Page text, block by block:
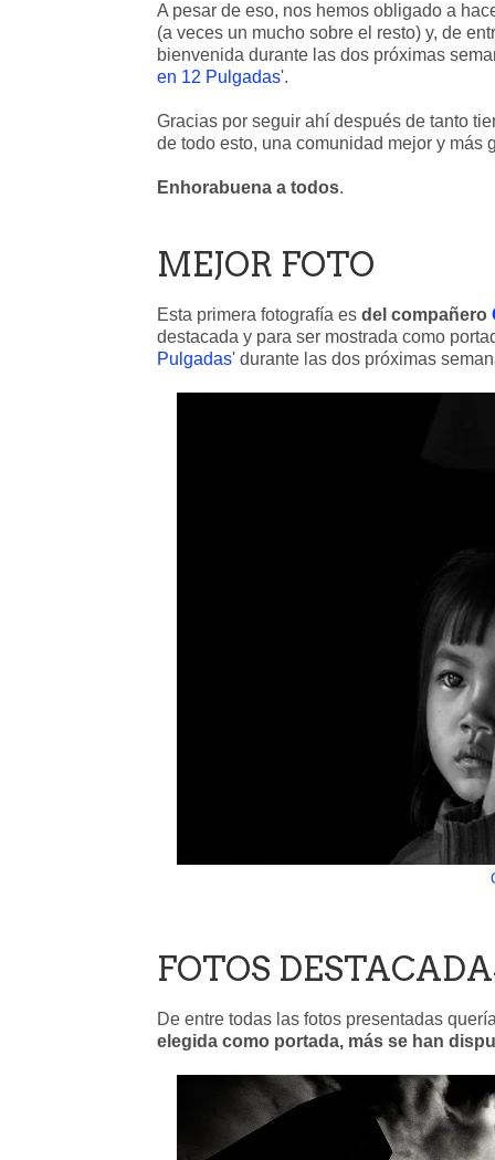
A pesar de eso, nos hemos obligado a
(a veces un mucho sobre el resto) y, de
bienvenida durante las dos próximas
en 12 Pulgadas'.
Gracias por seguir ahí después de tanto
de todo esto, una comunidad mejor y más
Enhorabuena a todos.
MEJOR FOTO
Esta primera fotografía es del compañero
destacada y para ser mostrada como
Pulgadas' durante las dos próximas
FOTOS
De entre todas las fotos presentadas
elegida como portada, más se han